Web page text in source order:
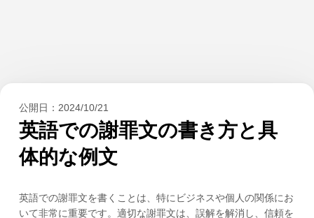
公開日： 2024/10/21
英語での謝罪文の書き方と具
体的な例文
英語での謝罪文を書くことは、特にビジネスや個人の関係にお
いて非常に重要です。適切な謝罪文は、誤解を解消し、信頼を